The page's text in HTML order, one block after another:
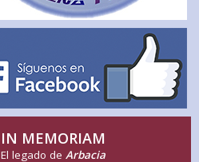
IN MEMORIAM
El legado de Arbacia